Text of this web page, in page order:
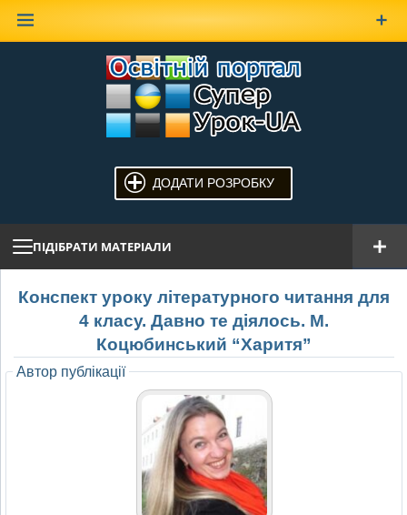
ДОДАТИ РОЗРОБКУ
ПІДІБРАТИ МАТЕРІАЛИ
Конспект уроку літературного читання для
4 класу. Давно те діялось. М.
Коцюбинський “Харитя”
Автор публікації